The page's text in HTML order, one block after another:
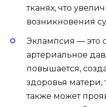
тканях, что
возникновения
Эклампсия — это
артериальное
повышается,
здоровья матери,
также может